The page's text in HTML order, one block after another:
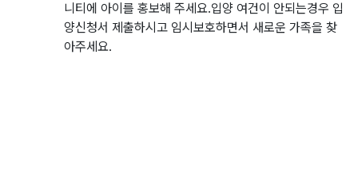
니티에 아이를 홍보해 주세요.입양 여건이 안되는경우 입
양신청서 제출하시고 임시보호하면서 새로운 가족을 찾
아주세요.